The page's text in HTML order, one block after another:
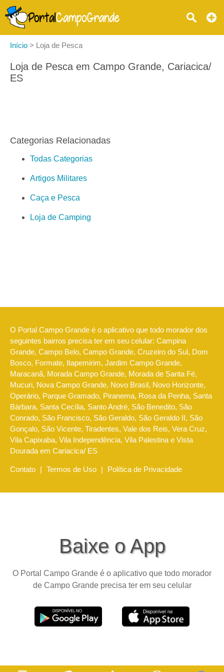
Início > Loja de Pesca
Loja de Pesca em Campo Grande, Cariacica/
ES
Categorias Relacionadas
Todas Categorias
Artigos Militares
Caça e Pesca
Loja de Camping
O Portal Campo Grande é o aplicativo que todo morador dos
seguintes bairros precisa ter em seu celular: Campina
Grande, Campo Belo, Campo Grande, Cruzeiro do Sul, Dom
Bosco, Formate, Itapemirim, Jardim Campo Grande,
Maracanã, Morada Campo Grande, Morada de Santa Fé,
Mucuri, Nova Campo Grande, Novo Brasil, Novo Horizonte,
Operário, Parque Gramado, Piranema, Rosa da Penha, Santa
Bárbara, Santa Cecília, Santo André, São Benedito, São
Conrado, São Francisco, São Geraldo, São Geraldo II, São
Gonçalo, São Vicente, Tiradentes, Vale dos Reis, Vera Cruz,
Vila Capixaba, Vila Independência, Vila Palestina e Vista
Dourada em Cariacica/ ES
Contato | Termos de Uso | Política de Privacidade
Baixe o App
O Portal Campo Grande é o aplicativo que todo morador
de Campo Grande precisa ter em seu celular